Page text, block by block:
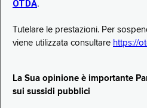
OTDA.
Tutelare le prestazioni. Per
viene utilizzata consultare https://
La Sua opinione è importante
sui sussidi pubblici